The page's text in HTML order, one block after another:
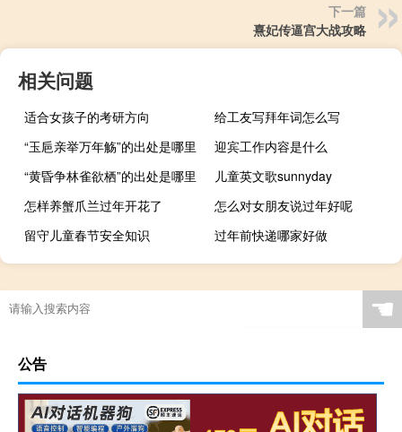
下一篇
熹妃传逼宫大战攻略
相关问题
适合女孩子的考研方向
给工友写拜年词怎么写
“玉巵亲举万年觞”的出处是哪里
迎宾工作内容是什么
“黄昏争林雀欲栖”的出处是哪里
儿童英文歌sunnyday
怎样养蟹爪兰过年开花了
怎么对女朋友说过年好呢
留守儿童春节安全知识
过年前快递哪家好做
☚
公告